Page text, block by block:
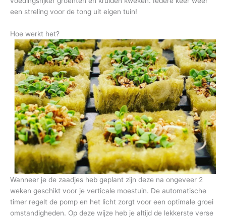
een streling voor de tong uit eigen tuin!
Hoe werkt het?
Wanneer je de zaadjes heb geplant zijn deze na ongeveer 2
weken geschikt voor je verticale moestuin. De automatische
timer regelt de pomp en het licht zorgt voor een optimale groei
omstandigheden. Op deze wijze heb je altijd de lekkerste verse